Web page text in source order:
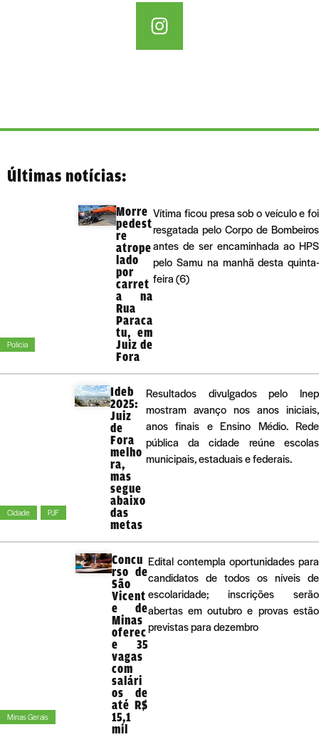
Últimas notícias:
Polícia
Morre
pedest
re
atrope
lado
por
carret
a na
Rua
Paraca
tu, em
Juiz de
Fora
Vítima ficou presa sob o veículo e foi
resgatada pelo Corpo de Bombeiros
antes de ser encaminhada ao HPS
pelo Samu na manhã desta quinta-
feira (6)
Cidade PJF
Ideb
2025:
Juiz
de
Fora
melho
ra,
mas
segue
abaixo
das
metas
Resultados divulgados pelo Inep
mostram avanço nos anos iniciais,
anos finais e Ensino Médio. Rede
pública da cidade reúne escolas
municipais, estaduais e federais.
Minas Gerais
Concu
rso de
São
Vicent
e de
Minas
oferec
e 35
vagas
com
salári
os de
até R$
15,1
mil
Edital contempla oportunidades para
candidatos de todos os níveis de
escolaridade; inscrições serão
abertas em outubro e provas estão
previstas para dezembro